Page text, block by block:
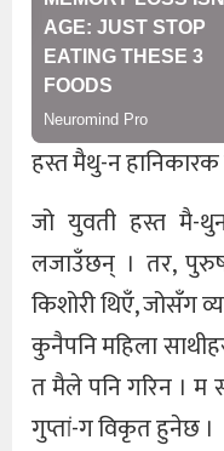
हस्त मैथु-न
जो युवती हस्त मै-
लजाउँछन् । तर,
किशोरी थिएँ, जोसँग
कुनैपनि महिला
त मैले पनि गरिन । म
गुप्तां-ग विकृत हुनेछ ।